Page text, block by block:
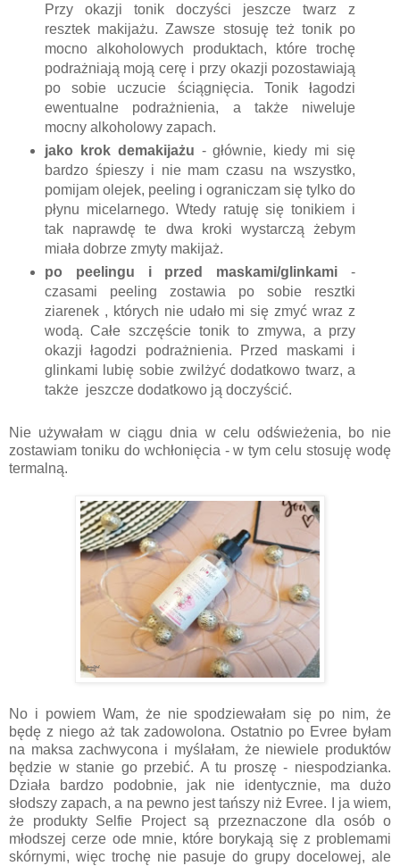
Przy okazji tonik doczyści jeszcze twarz z
resztek makijażu. Zawsze stosuję też tonik po
mocno alkoholowych produktach, które trochę
podrażniają moją cerę i przy okazji pozostawiają
po sobie uczucie ściągnięcia. Tonik łagodzi
ewentualne podrażnienia, a także niweluje
mocny alkoholowy zapach.
jako krok demakijażu - głównie, kiedy mi się
bardzo śpieszy i nie mam czasu na wszystko,
pomijam olejek, peeling i ograniczam się tylko do
płynu micelarnego. Wtedy ratuję się tonikiem i
tak naprawdę te dwa kroki wystarczą żebym
miała dobrze zmyty makijaż.
po peelingu i przed maskami/glinkami -
czasami peeling zostawia po sobie resztki
ziarenek , których nie udało mi się zmyć wraz z
wodą. Całe szczęście tonik to zmywa, a przy
okazji łagodzi podrażnienia. Przed maskami i
glinkami lubię sobie zwilżyć dodatkowo twarz, a
także jeszcze dodatkowo ją doczyścić.
Nie używałam w ciągu dnia w celu odświeżenia, bo nie
zostawiam toniku do wchłonięcia - w tym celu stosuję wodę
termalną.
No i powiem Wam, że nie spodziewałam się po nim, że
będę z niego aż tak zadowolona. Ostatnio po Evree byłam
na maksa zachwycona i myślałam, że niewiele produktów
będzie w stanie go przebić. A tu proszę - niespodzianka.
Działa bardzo podobnie, jak nie identycznie, ma dużo
słodszy zapach, a na pewno jest tańszy niż Evree. I ja wiem,
że produkty Selfie Project są przeznaczone dla osób o
młodszej cerze ode mnie, które borykają się z problemami
skórnymi, więc trochę nie pasuje do grupy docelowej, ale